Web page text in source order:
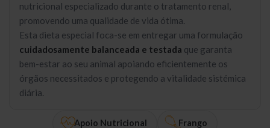
nutricional especializado durante o tratamento renal,
promovendo uma qualidade de vida ótima.
Esta dieta especial foca-se em entregar uma formulação
cuidadosamente balanceada e testada que garanta
bem-estar ao seu animal apoiando eficientemente os
órgãos necessitados e protegendo a vitalidade sistémica
diária.
Apoio Nutricional Frango